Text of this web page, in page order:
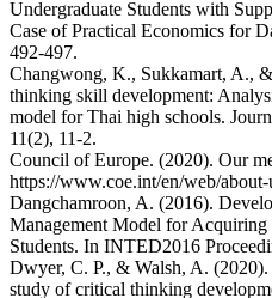
Undergraduate Students with
Case of Practical Economics for
492-497.
Changwong, K., Sukkamart, A.,
thinking skill development:
model for Thai high schools.
11(2), 11-2.
Council of Europe. (2020). Our
https://www.coe.int/en/web/about-
Dangchamroon, A. (2016).
Management Model for
Students. In INTED2016
Dwyer, C. P., & Walsh, A.
study of critical thinking